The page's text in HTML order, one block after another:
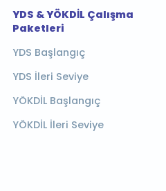
YDS & YÖKDİL Çalışma
Paketleri
YDS Başlangıç
YDS İleri Seviye
YÖKDİL Başlangıç
YÖKDİL İleri Seviye